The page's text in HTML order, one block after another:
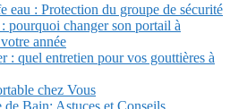
eau : Protection du groupe de sécurité
pourquoi changer son portail à
année
: quel entretien pour vos gouttières à
chez Vous
de Bain: Astuces et Conseils